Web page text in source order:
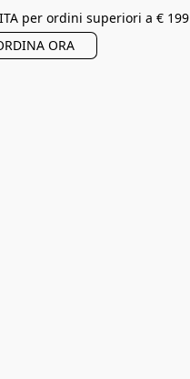
per ordini superiori a € 199
ORA